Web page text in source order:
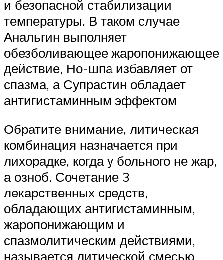
и безопасной стабилизации
температуры. В таком случае
Анальгин выполняет
обезболивающее жаропонижающее
действие, Но-шпа избавляет от
спазма, а Супрастин обладает
антигистаминным эффектом
Обратите внимание, литическая
комбинация назначается при
лихорадке, когда у больного не жар,
а озноб. Сочетание 3
лекарственных средств,
обладающих антигистаминным,
жаропонижающим и
спазмолитическим действиями,
называется литической смесью.